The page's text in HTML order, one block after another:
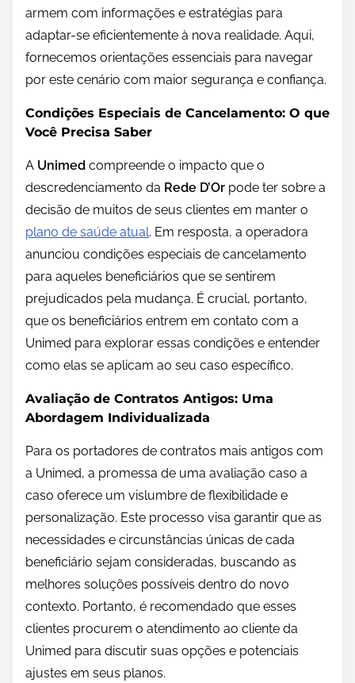
armem com informações e estratégias para
adaptar-se eficientemente à nova realidade. Aqui,
fornecemos orientações essenciais para navegar
por este cenário com maior segurança e confiança.
Condições Especiais de Cancelamento: O que
Você Precisa Saber
A Unimed compreende o impacto que o
descredenciamento da Rede D’Or pode ter sobre a
decisão de muitos de seus clientes em manter o
plano de saúde atual. Em resposta, a operadora
anunciou condições especiais de cancelamento
para aqueles beneficiários que se sentirem
prejudicados pela mudança. É crucial, portanto,
que os beneficiários entrem em contato com a
Unimed para explorar essas condições e entender
como elas se aplicam ao seu caso específico.
Avaliação de Contratos Antigos: Uma
Abordagem Individualizada
Para os portadores de contratos mais antigos com
a Unimed, a promessa de uma avaliação caso a
caso oferece um vislumbre de flexibilidade e
personalização. Este processo visa garantir que as
necessidades e circunstâncias únicas de cada
beneficiário sejam consideradas, buscando as
melhores soluções possíveis dentro do novo
contexto. Portanto, é recomendado que esses
clientes procurem o atendimento ao cliente da
Unimed para discutir suas opções e potenciais
ajustes em seus planos.